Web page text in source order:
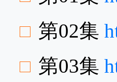
第02集
第03集